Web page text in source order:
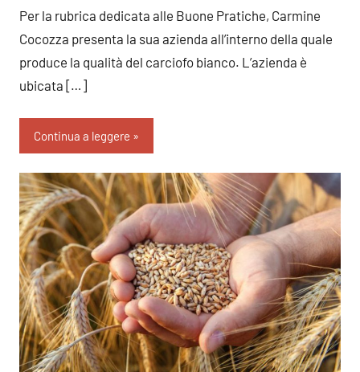
Per la rubrica dedicata alle Buone Pratiche, Carmine
Cocozza presenta la sua azienda all’interno della quale
produce la qualità del carciofo bianco. L’azienda è
ubicata […]
Continua a leggere